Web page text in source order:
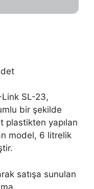
Link SL-23,
bir şekilde
plastikten yapılan
model, 6 litrelik
satışa sunulan